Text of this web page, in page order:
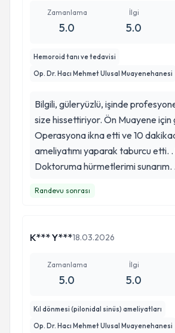
Zamanlama
5.0
İlgi
5.0
Hemoroid tanı ve tedavisi
Op. Dr. Hacı Mehmet Ulusal Muayenehanesi
Bilgili, güleryüzlü, işinde
size hissettiriyor. Ön Muayene için
Operasyona ikna etti ve 10
ameliyatımı yaparak taburcu etti. .
Doktoruma hürmetlerimi sunarım. .
Randevu sonrası
K*** Y***18.03.2026
Zamanlama
5.0
İlgi
5.0
Kıl dönmesi (pilonidal sinüs) ameliyatları
Op. Dr. Hacı Mehmet Ulusal Muayenehanesi